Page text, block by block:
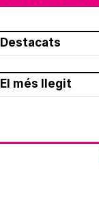
Destacats
El més llegit